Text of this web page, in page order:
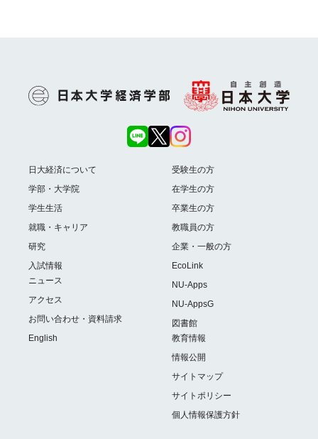
日大経済について
学部・大学院
学生生活
就職・キャリア
研究
入試情報
ニュース
アクセス
お問い合わせ・資料請求
English
受験生の方
在学生の方
卒業生の方
教職員の方
企業・一般の方
EcoLink
NU-Apps
NU-AppsG
図書館
教育情報
情報公開
サイトマップ
サイトポリシー
個人情報保護方針